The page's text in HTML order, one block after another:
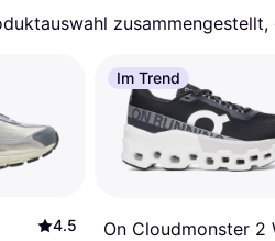
4.5
Im Trend
On Cloudmonster 2